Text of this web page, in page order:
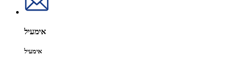
אימעיל
אימעיל